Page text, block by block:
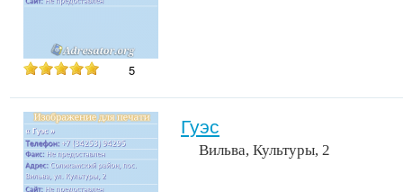
5
Гуэс
Вильва, Культуры, 2